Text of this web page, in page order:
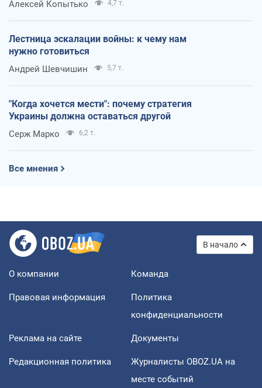
Алексей Копытько 4,7 т.
Лестница эскалации войны: к чему нам
нужно готовиться
Андрей Шевчишин 5,7 т.
"Когда хочется мести": почему стратегия
Украины должна оставаться другой
Серж Марко 6,2 т.
Все мнения
В начало
О компании Команда
Правовая информация
Политика
конфиденциальности
Реклама на сайте Документы
Редакционная политика
Журналисты OBOZ.UA на
месте событий